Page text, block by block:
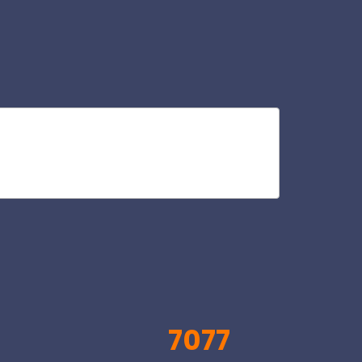
7077